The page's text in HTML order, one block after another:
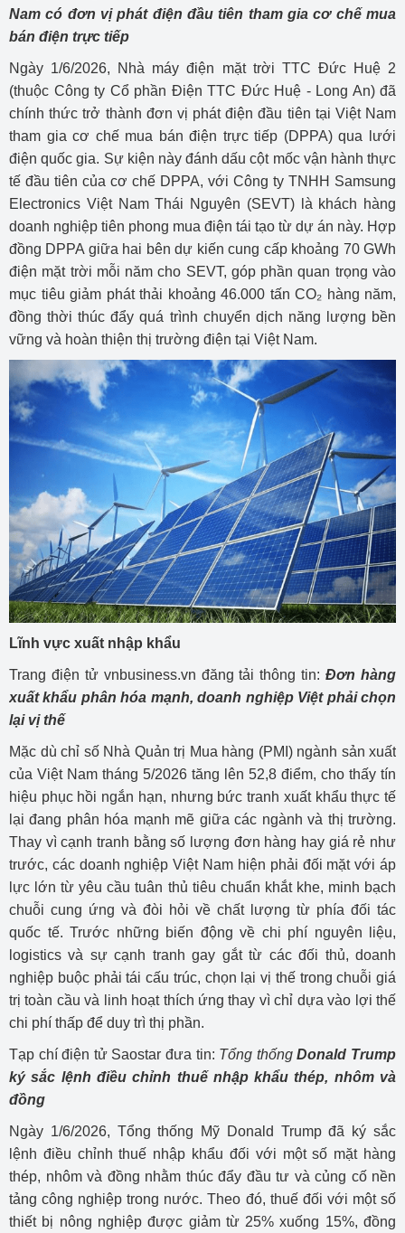
Nam có đơn vị phát điện đầu tiên tham gia cơ chế mua
bán điện trực tiếp
Ngày 1/6/2026, Nhà máy điện mặt trời TTC Đức Huệ 2
(thuộc Công ty Cổ phần Điện TTC Đức Huệ - Long An) đã
chính thức trở thành đơn vị phát điện đầu tiên tại Việt Nam
tham gia cơ chế mua bán điện trực tiếp (DPPA) qua lưới
điện quốc gia. Sự kiện này đánh dấu cột mốc vận hành thực
tế đầu tiên của cơ chế DPPA, với Công ty TNHH Samsung
Electronics Việt Nam Thái Nguyên (SEVT) là khách hàng
doanh nghiệp tiên phong mua điện tái tạo từ dự án này. Hợp
đồng DPPA giữa hai bên dự kiến cung cấp khoảng 70 GWh
điện mặt trời mỗi năm cho SEVT, góp phần quan trọng vào
mục tiêu giảm phát thải khoảng 46.000 tấn CO₂ hàng năm,
đồng thời thúc đẩy quá trình chuyển dịch năng lượng bền
vững và hoàn thiện thị trường điện tại Việt Nam.
Lĩnh vực xuất nhập khẩu
Trang điện tử vnbusiness.vn đăng tải thông tin:Đơn hàng
xuất khẩu phân hóa mạnh, doanh nghiệp Việt phải chọn
lại vị thế
Mặc dù chỉ số Nhà Quản trị Mua hàng (PMI) ngành sản xuất
của Việt Nam tháng 5/2026 tăng lên 52,8 điểm, cho thấy tín
hiệu phục hồi ngắn hạn, nhưng bức tranh xuất khẩu thực tế
lại đang phân hóa mạnh mẽ giữa các ngành và thị trường.
Thay vì cạnh tranh bằng số lượng đơn hàng hay giá rẻ như
trước, các doanh nghiệp Việt Nam hiện phải đối mặt với áp
lực lớn từ yêu cầu tuân thủ tiêu chuẩn khắt khe, minh bạch
chuỗi cung ứng và đòi hỏi về chất lượng từ phía đối tác
quốc tế. Trước những biến động về chi phí nguyên liệu,
logistics và sự cạnh tranh gay gắt từ các đối thủ, doanh
nghiệp buộc phải tái cấu trúc, chọn lại vị thế trong chuỗi giá
trị toàn cầu và linh hoạt thích ứng thay vì chỉ dựa vào lợi thế
chi phí thấp để duy trì thị phần.
Tạp chí điện tử Saostar đưa tin: Tổng thốngDonald Trump
ký sắc lệnh điều chỉnh thuế nhập khẩu thép, nhôm và
đồng
Ngày 1/6/2026, Tổng thống Mỹ Donald Trump đã ký sắc
lệnh điều chỉnh thuế nhập khẩu đối với một số mặt hàng
thép, nhôm và đồng nhằm thúc đẩy đầu tư và củng cố nền
tảng công nghiệp trong nước. Theo đó, thuế đối với một số
thiết bị nông nghiệp được giảm từ 25% xuống 15%, đồng